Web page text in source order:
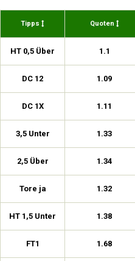
Tipps Quoten
HT 0,5 Über 1.1
DC 12 1.09
DC 1X 1.11
3,5 Unter 1.33
2,5 Über 1.34
Tore ja 1.32
HT 1,5 Unter 1.38
FT1 1.68